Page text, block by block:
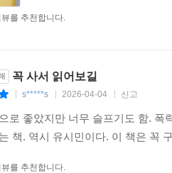
를 추천합니다.
꼭 사서 읽어보길
s*****s 2026-04-04 신고
로 좋았지만 너무 슬프기도 함.
책. 역시 유시민이다. 이 책은 꼭
를 추천합니다.